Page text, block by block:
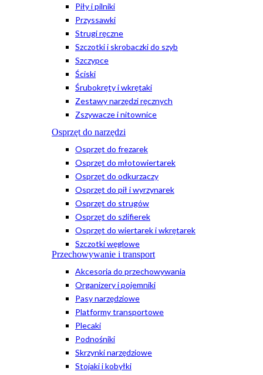
Piły i pilniki
Przyssawki
Strugi ręczne
Szczotki i skrobaczki do szyb
Szczypce
Ściski
Śrubokręty i wkrętaki
Zestawy narzędzi ręcznych
Zszywacze i nitownice
Osprzęt do narzędzi
Osprzęt do frezarek
Osprzęt do młotowiertarek
Osprzęt do odkurzaczy
Osprzęt do pił i wyrzynarek
Osprzęt do strugów
Osprzęt do szlifierek
Osprzęt do wiertarek i wkrętarek
Szczotki węglowe
Przechowywanie i transport
Akcesoria do przechowywania
Organizery i pojemniki
Pasy narzędziowe
Platformy transportowe
Plecaki
Podnośniki
Skrzynki narzędziowe
Stojaki i kobyłki